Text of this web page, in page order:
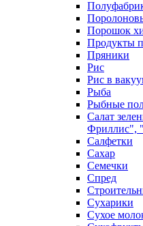
Порошок
Продукты
Пряники
Рис
Рис в
Рыба
Рыбные
Салат
Фриллис",
Салфетки
Сахар
Семечки
Спред
Сухарики
Сухое